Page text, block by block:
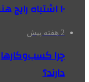
۱۰ اشتباه رایج هنگام انتخاب تاورکرین برای پروژه
2 هفته پیش
چرا
دارند؟